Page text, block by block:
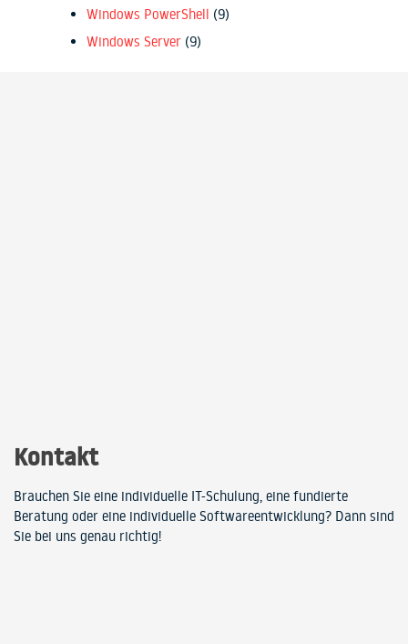
Windows PowerShell (9)
Windows Server (9)
Kontakt
Brauchen Sie eine individuelle IT-Schulung, eine fundierte
Beratung oder eine individuelle Softwareentwicklung? Dann sind
Sie bei uns genau richtig!